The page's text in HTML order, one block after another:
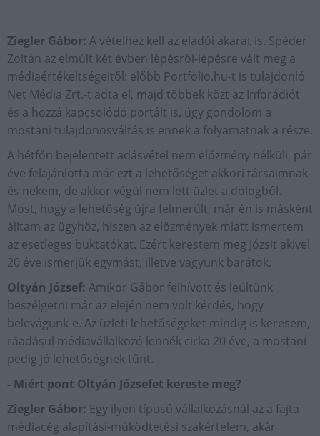
Ziegler Gábor: A vételhez kell az eladói akarat is. Spéder
Zoltán az elmúlt két évben lépésről-lépésre vált meg a
médiaértékeltségeitől: előbb Portfolio.hu-t is tulajdonló
Net Média Zrt.-t adta el, majd többek közt az Inforádiót
és a hozzá kapcsolódó portált is, úgy gondolom a
mostani tulajdonosváltás is ennek a folyamatnak a része.
A hétfőn bejelentett adásvétel nem előzmény nélküli, pár
éve felajánlotta már ezt a lehetőséget akkori társaimnak
és nekem, de akkor végül nem lett üzlet a dologból.
Most, hogy a lehetőség újra felmerült, már én is másként
álltam az ügyhöz, hiszen az előzmények miatt ismertem
az esetleges buktatókat. Ezért kerestem meg Józsit akivel
20 éve ismerjük egymást, illetve vagyunk barátok.
Oltyán József: Amikor Gábor felhívott és leültünk
beszélgetni már az elején nem volt kérdés, hogy
belevágunk-e. Az üzleti lehetőségeket mindig is keresem,
ráadásul médiavállalkozó lennék cirka 20 éve, a mostani
pedig jó lehetőségnek tűnt.
- Miért pont Oltyán Józsefet kereste meg?
Ziegler Gábor: Egy ilyen típusú vállalkozásnál az a fajta
médiacég alapítási-működtetési szakértelem, akár